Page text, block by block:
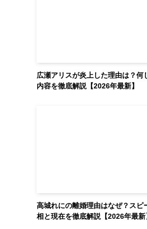
広瀬アリスが炎上した理由は？何
内容を徹底解説【2026年最新】
高城れにの離婚理由はなぜ？スピ
相と現在を徹底解説【2026年最新